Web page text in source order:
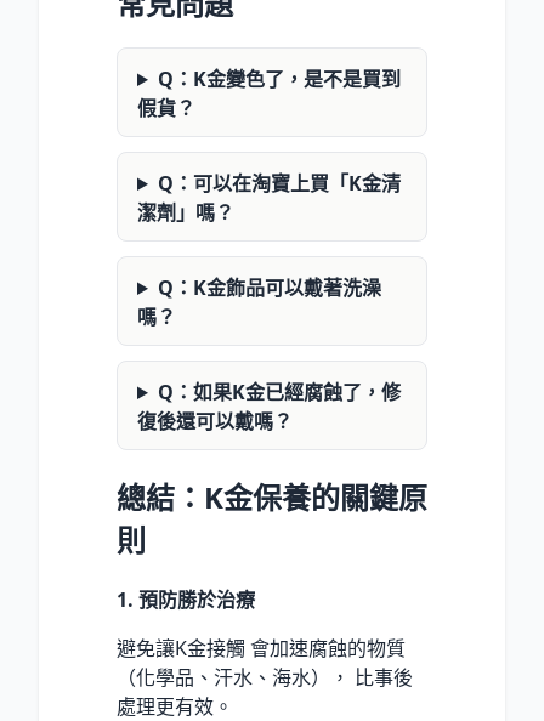
Q：K金變色了，是不是買到
假貨？
Q：可以在淘寶上買「K金清
潔劑」嗎？
Q：K金飾品可以戴著洗澡
嗎？
Q：如果K金已經腐蝕了，修
復後還可以戴嗎？
總結：K金保養的關鍵原
則
1. 預防勝於治療
避免讓K金接觸 會加速腐蝕的物質
（化學品、汗水、海水）， 比事後
處理更有效。